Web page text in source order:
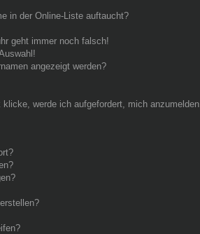
in der Online-Liste auftaucht?
geht immer noch falsch!
angezeigt werden?
werde ich aufgefordert, mich anzumelden.